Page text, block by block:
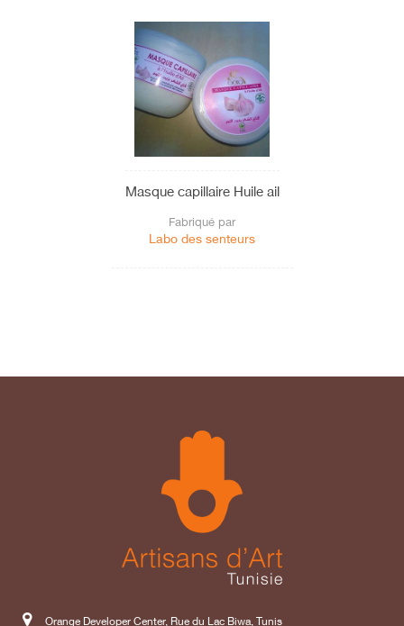
Masque capillaire Huile ail
Fabriqué par
Labo des senteurs
Orange Developer Center, Rue du Lac Biwa, Tunis